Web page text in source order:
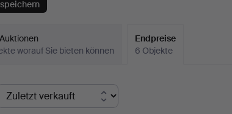
worauf Sie bieten können
Endpreise
6 Objekte